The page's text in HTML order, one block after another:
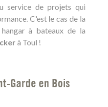
service de projets qui
C'est le cas de la
à bateaux de la
à Toul !
Garde en Bois